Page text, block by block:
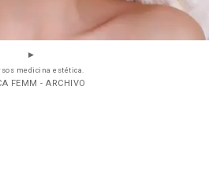
medicina estética.
FEMM - ARCHIVO